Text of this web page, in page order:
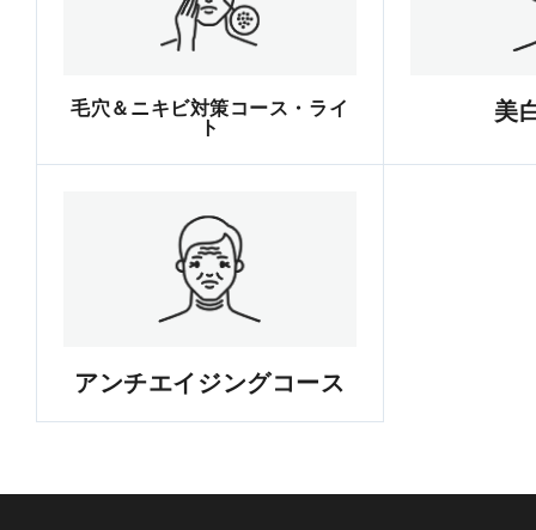
毛穴＆ニキビ対策コース・ライ
ト
美
アンチエイジングコース